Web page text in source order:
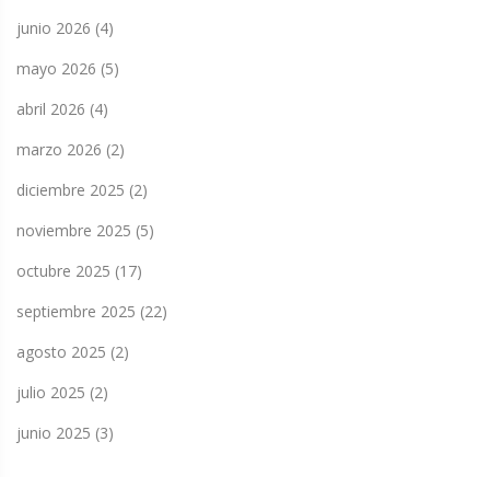
junio 2026 (4)
mayo 2026 (5)
abril 2026 (4)
marzo 2026 (2)
diciembre 2025 (2)
noviembre 2025 (5)
octubre 2025 (17)
septiembre 2025 (22)
agosto 2025 (2)
julio 2025 (2)
junio 2025 (3)